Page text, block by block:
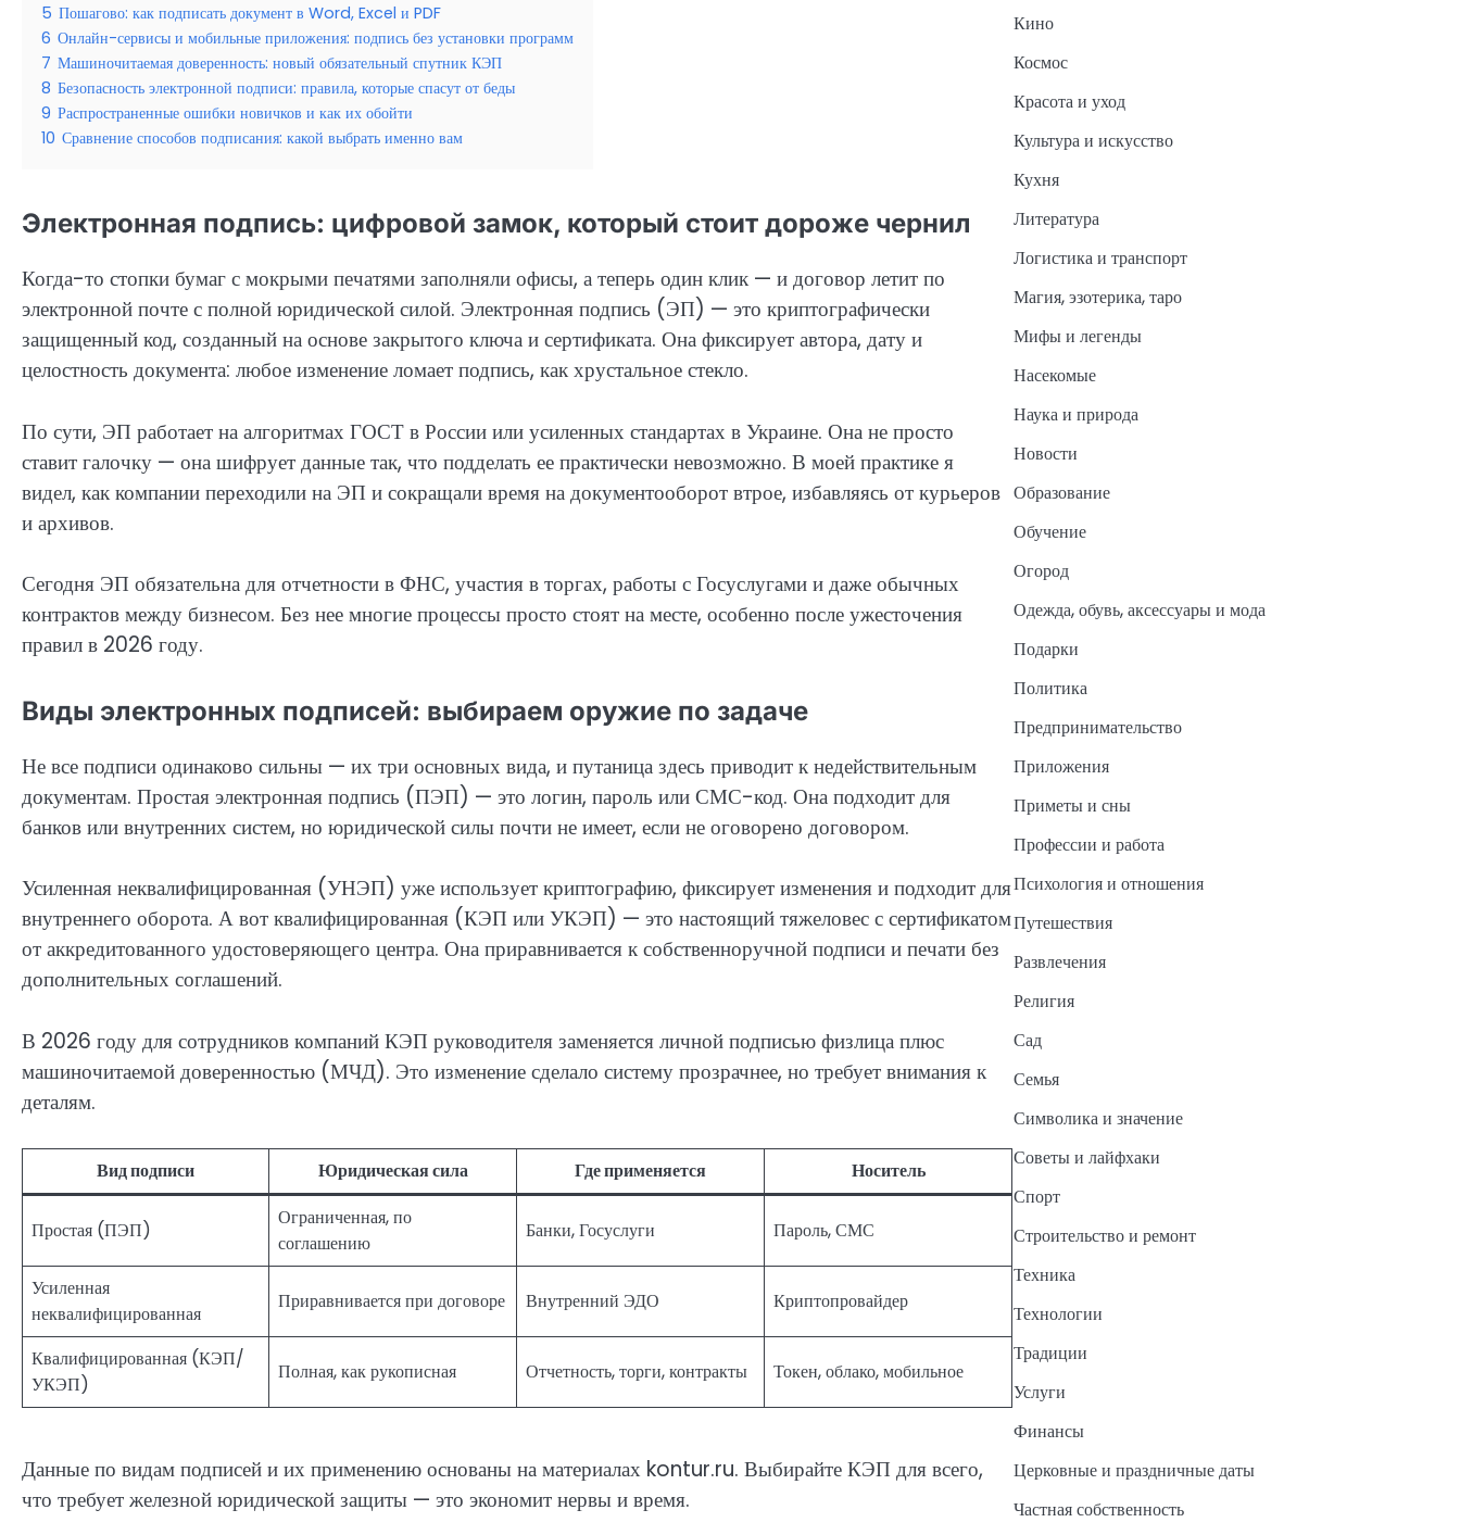
5 Пошагово: как подписать документ в Word, Excel и PDF
6 Онлайн-сервисы и мобильные приложения: подпись без установки программ
7 Машиночитаемая доверенность: новый обязательный спутник КЭП
8 Безопасность электронной подписи: правила, которые спасут от беды
9 Распространенные ошибки новичков и как их обойти
10 Сравнение способов подписания: какой выбрать именно вам
Электронная подпись: цифровой замок, который стоит дороже чернил
Когда-то стопки бумаг с мокрыми печатями заполняли офисы, а теперь один клик — и договор летит по
электронной почте с полной юридической силой. Электронная подпись (ЭП) — это криптографически
защищенный код, созданный на основе закрытого ключа и сертификата. Она фиксирует автора, дату и
целостность документа: любое изменение ломает подпись, как хрустальное стекло.
По сути, ЭП работает на алгоритмах ГОСТ в России или усиленных стандартах в Украине. Она не просто
ставит галочку — она шифрует данные так, что подделать ее практически невозможно. В моей практике я
видел, как компании переходили на ЭП и сокращали время на документооборот втрое, избавляясь от курьеров
и архивов.
Сегодня ЭП обязательна для отчетности в ФНС, участия в торгах, работы с Госуслугами и даже обычных
контрактов между бизнесом. Без нее многие процессы просто стоят на месте, особенно после ужесточения
правил в 2026 году.
Виды электронных подписей: выбираем оружие по задаче
Не все подписи одинаково сильны — их три основных вида, и путаница здесь приводит к недействительным
документам. Простая электронная подпись (ПЭП) — это логин, пароль или СМС-код. Она подходит для
банков или внутренних систем, но юридической силы почти не имеет, если не оговорено договором.
Усиленная неквалифицированная (УНЭП) уже использует криптографию, фиксирует изменения и подходит для
внутреннего оборота. А вот квалифицированная (КЭП или УКЭП) — это настоящий тяжеловес с сертификатом
от аккредитованного удостоверяющего центра. Она приравнивается к собственноручной подписи и печати без
дополнительных соглашений.
В 2026 году для сотрудников компаний КЭП руководителя заменяется личной подписью физлица плюс
машиночитаемой доверенностью (МЧД). Это изменение сделало систему прозрачнее, но требует внимания к
деталям.
Вид подписи Юридическая сила Где применяется Носитель
Простая (ПЭП)
Ограниченная, по
соглашению
Банки, Госуслуги Пароль, СМС
Усиленная
неквалифицированная
Приравнивается при договоре Внутренний ЭДО Криптопровайдер
Квалифицированная (КЭП/
УКЭП)
Полная, как рукописная Отчетность, торги, контракты Токен, облако, мобильное
Данные по видам подписей и их применению основаны на материалах kontur.ru. Выбирайте КЭП для всего,
что требует железной юридической защиты — это экономит нервы и время.
Кино
Космос
Красота и уход
Культура и искусство
Кухня
Литература
Логистика и транспорт
Магия, эзотерика, таро
Мифы и легенды
Насекомые
Наука и природа
Новости
Образование
Обучение
Огород
Одежда, обувь, аксессуары и мода
Подарки
Политика
Предпринимательство
Приложения
Приметы и сны
Профессии и работа
Психология и отношения
Путешествия
Развлечения
Религия
Сад
Семья
Символика и значение
Советы и лайфхаки
Спорт
Строительство и ремонт
Техника
Технологии
Традиции
Услуги
Финансы
Церковные и праздничные даты
Частная собственность